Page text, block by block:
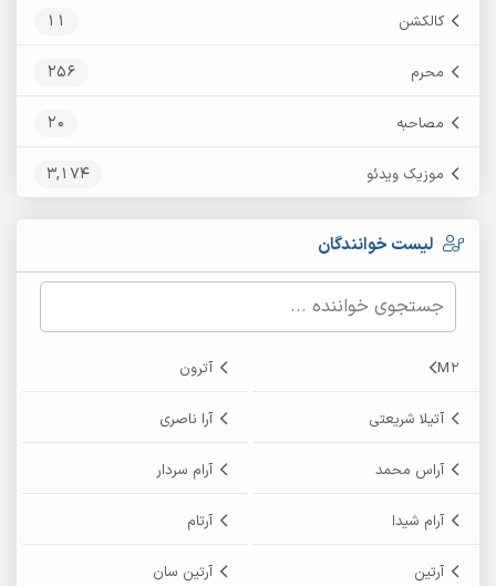
کالکشن 11
محرم 256
مصاحبه 20
موزیک ویدئو 3,174
لیست خوانندگان
M2 آترون
آتیلا شریعتی آرا ناصری
آراس محمد آرام سردار
آرام شیدا آرتام
آرتین آرتین سان